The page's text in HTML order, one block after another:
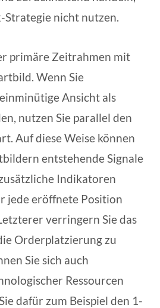
Strategie nicht nutzen.
primäre Zeitrahmen mit
Wenn Sie
Ansicht als
nutzen Sie parallel den
Auf diese Weise können
entstehende Signale
Indikatoren
jede eröffnete Position
verringern Sie das
Orderplatzierung zu
Sie sich auch
Ressourcen
dafür zum Beispiel den 1-